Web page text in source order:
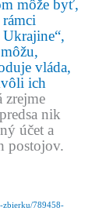
môže byť,
vláda,
ich
nik
účet a
postojov.
zbierku/789458-